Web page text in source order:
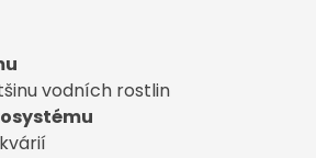
vodních rostlin